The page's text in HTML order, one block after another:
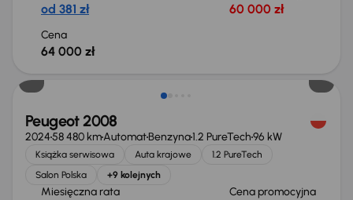
od 381 zł 60 000 zł
Cena
64 000 zł
Taniej o 2 000 zł
Peugeot 2008
202458 480 kmAutomatBenzyna1.2 PureTech96 kW
Książka serwisowa Auta krajowe
1.2 PureTech
Salon Polska
+9 kolejnych
Miesięczna rata Cena promocyjna